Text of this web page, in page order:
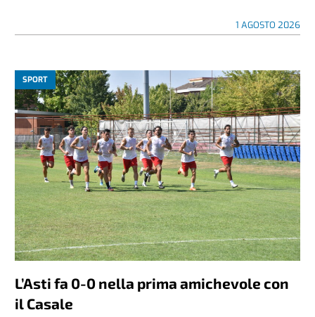
1 AGOSTO 2026
SPORT
L’Asti fa 0-0 nella prima amichevole con
il Casale